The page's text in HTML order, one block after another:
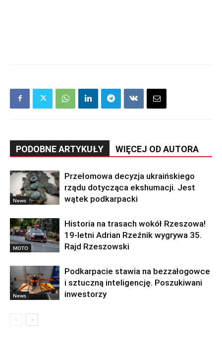
PODOBNE ARTYKUŁY WIĘCEJ OD AUTORA
News
Przełomowa decyzja ukraińskiego
rządu dotycząca ekshumacji. Jest
wątek podkarpacki
MOTO
Historia na trasach wokół Rzeszowa!
19-letni Adrian Rzeźnik wygrywa 35.
Rajd Rzeszowski
News
Podkarpacie stawia na bezzałogowce
i sztuczną inteligencję. Poszukiwani
inwestorzy